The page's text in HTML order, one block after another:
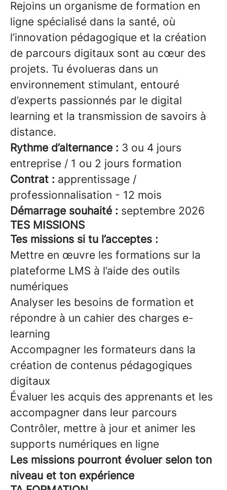
Rejoins un organisme de formation en
ligne spécialisé dans la santé, où
l’innovation pédagogique et la création
de parcours digitaux sont au cœur des
projets. Tu évolueras dans un
environnement stimulant, entouré
d’experts passionnés par le digital
learning et la transmission de savoirs à
distance.
Rythme d’alternance : 3 ou 4 jours
entreprise / 1 ou 2 jours formation
Contrat : apprentissage /
professionnalisation - 12 mois
Démarrage souhaité : septembre 2026
TES MISSIONS
Tes missions si tu l’acceptes :
Mettre en œuvre les formations sur la
plateforme LMS à l’aide des outils
numériques
Analyser les besoins de formation et
répondre à un cahier des charges e-
learning
Accompagner les formateurs dans la
création de contenus pédagogiques
digitaux
Évaluer les acquis des apprenants et les
accompagner dans leur parcours
Contrôler, mettre à jour et animer les
supports numériques en ligne
Les missions pourront évoluer selon ton
niveau et ton expérience